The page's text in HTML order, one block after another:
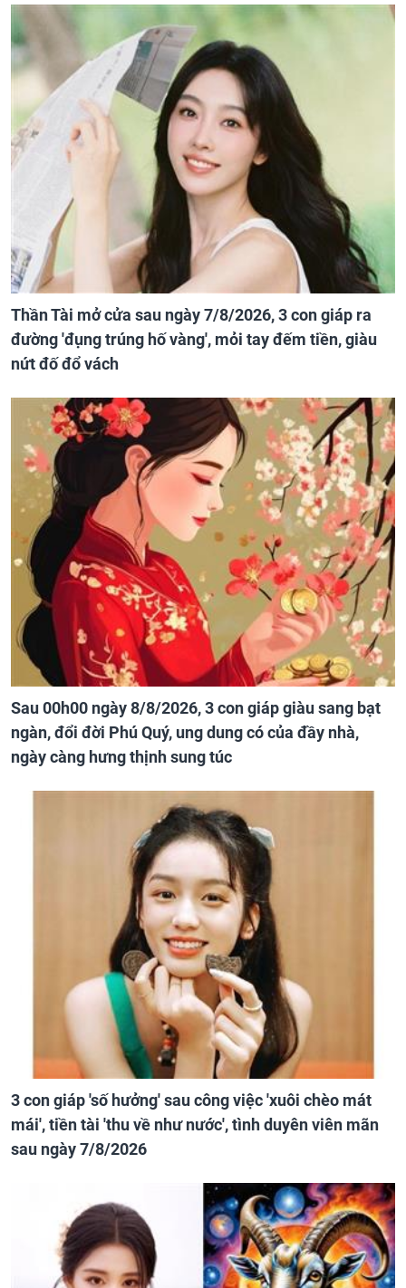
Thần Tài mở cửa sau ngày 7/8/2026, 3 con giáp ra
đường 'đụng trúng hố vàng', mỏi tay đếm tiền, giàu
nứt đố đổ vách
Sau 00h00 ngày 8/8/2026, 3 con giáp giàu sang bạt
ngàn, đổi đời Phú Quý, ung dung có của đầy nhà,
ngày càng hưng thịnh sung túc
3 con giáp 'số hưởng' sau công việc 'xuôi chèo mát
mái', tiền tài 'thu về như nước', tình duyên viên mãn
sau ngày 7/8/2026